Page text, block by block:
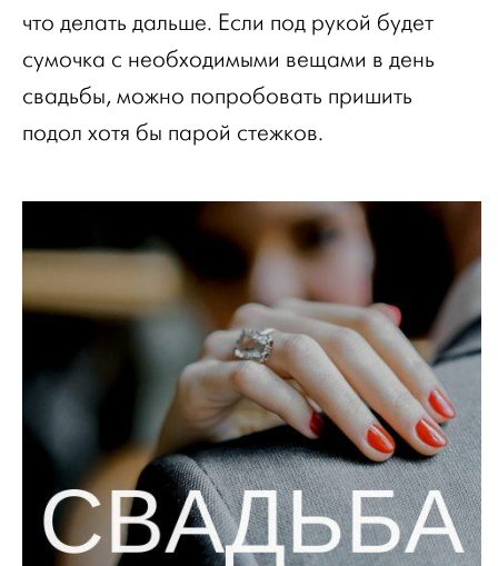
что делать дальше. Если под рукой будет
сумочка с необходимыми вещами в день
свадьбы, можно попробовать пришить
подол хотя бы парой стежков.